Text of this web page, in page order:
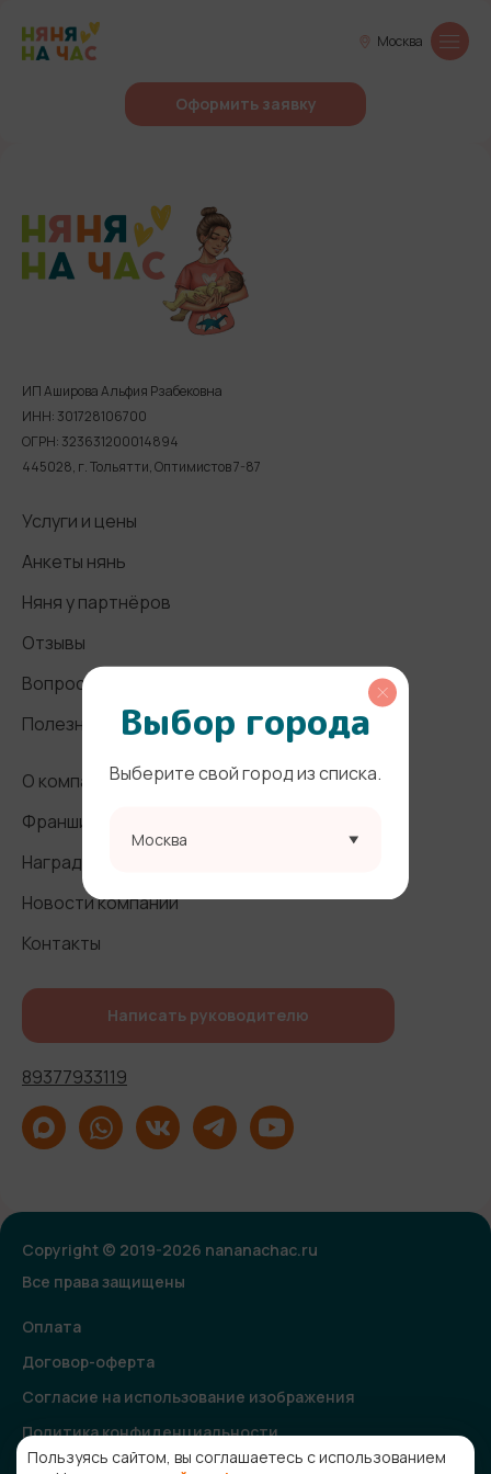
Москва
Оформить заявку
ИП Аширова Альфия Рзабековна
ИНН: 301728106700
ОГРН: 323631200014894
445028, г. Тольятти, Оптимистов 7-87
Услуги и цены
Анкеты нянь
Няня у партнёров
Отзывы
Вопросы и ответы
Полезные статьи
О компании
Франшиза
Награды и СМИ
Новости компании
Контакты
Написать руководителю
89377933119
Copyright © 2019-2026 nananachac.ru
Все права защищены
Оплата
Договор-оферта
Согласие на использование изображения
Политика конфиденциальности
Согласие на получение рекламной и информационной
Выбор города
Выберите свой город из списка.
Москва
Пользуясь сайтом, вы соглашаетесь с использованием